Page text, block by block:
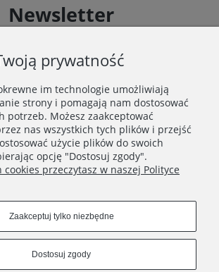
Newsletter
z Regulaminem akcji promocyjnej
Zapisz się
do Newslettera wyrażasz zgodę na
Twoich danych osobowych zgodnie z
oraz otrzymywanie drogą
informacji handlowej zgodnie z
Newslettera.
prywatność
im technologie umożliwiają
strony i pomagają nam dostosować
potrzeb. Możesz zaakceptować
nas wszystkich tych plików i przejść
użycie plików do swoich
opcję "Dostosuj zgody".
przeczytasz w naszej Polityce
Zaakceptuj tylko niezbędne
Dostosuj zgody